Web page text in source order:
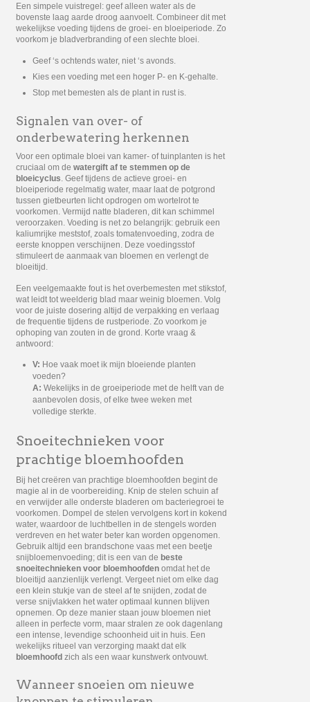
Een simpele vuistregel: geef alleen water als de
bovenste laag aarde droog aanvoelt. Combineer dit met
wekelijkse voeding tijdens de groei- en bloeiperiode. Zo
voorkom je bladverbranding of een slechte bloei.
Geef ‘s ochtends water, niet ‘s avonds.
Kies een voeding met een hoger P- en K-gehalte.
Stop met bemesten als de plant in rust is.
Signalen van over- of
onderbewatering herkennen
Voor een optimale bloei van kamer- of tuinplanten is het
cruciaal om de watergift af te stemmen op de
bloeicyclus . Geef tijdens de actieve groei- en
bloeiperiode regelmatig water, maar laat de potgrond
tussen gietbeurten licht opdrogen om wortelrot te
voorkomen. Vermijd natte bladeren, dit kan schimmel
veroorzaken. Voeding is net zo belangrijk: gebruik een
kaliumrijke meststof, zoals tomatenvoeding, zodra de
eerste knoppen verschijnen. Deze voedingsstof
stimuleert de aanmaak van bloemen en verlengt de
bloeitijd.
Een veelgemaakte fout is het overbemesten met stikstof,
wat leidt tot weelderig blad maar weinig bloemen. Volg
voor de juiste dosering altijd de verpakking en verlaag
de frequentie tijdens de rustperiode. Zo voorkom je
ophoping van zouten in de grond. Korte vraag &
antwoord:
V: Hoe vaak moet ik mijn bloeiende planten
voeden?
A: Wekelijks in de groeiperiode met de helft van de
aanbevolen dosis, of elke twee weken met
volledige sterkte.
Snoeitechnieken voor
prachtige bloemhoofden
Bij het creëren van prachtige bloemhoofden begint de
magie al in de voorbereiding. Knip de stelen schuin af
en verwijder alle onderste bladeren om bacteriegroei te
voorkomen. Dompel de stelen vervolgens kort in kokend
water, waardoor de luchtbellen in de stengels worden
verdreven en het water beter kan worden opgenomen.
Gebruik altijd een brandschone vaas met een beetje
snijbloemenvoeding; dit is een van de beste
snoeitechnieken voor bloemhoofden omdat het de
bloeitijd aanzienlijk verlengt. Vergeet niet om elke dag
een klein stukje van de steel af te snijden, zodat de
verse snijvlakken het water optimaal kunnen blijven
opnemen. Op deze manier staan jouw bloemen niet
alleen in perfecte vorm, maar stralen ze ook dagenlang
een intense, levendige schoonheid uit in huis. Een
wekelijks ritueel van verzorging maakt dat elk
bloemhoofd zich als een waar kunstwerk ontvouwt.
Wanneer snoeien om nieuwe